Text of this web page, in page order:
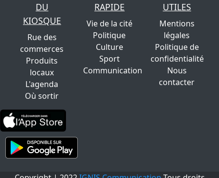
DU
KIOSQUE
Rue des
commerces
Produits
locaux
L'agenda
Où sortir
RAPIDE
Vie de la cité
Politique
Culture
Sport
Communication
UTILES
Mentions
légales
Politique de
confidentialité
Nous
contacter